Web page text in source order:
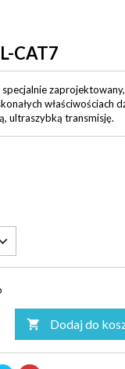
CAT7
właściwościach
ultraszybką transmisję.
 Dodaj do